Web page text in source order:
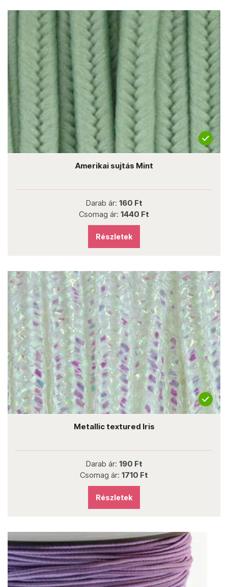
Amerikai sujtás Mint
Darab ár: 160 Ft
Csomag ár: 1440 Ft
Részletek
Metallic textured Iris
Darab ár: 190 Ft
Csomag ár: 1710 Ft
Részletek